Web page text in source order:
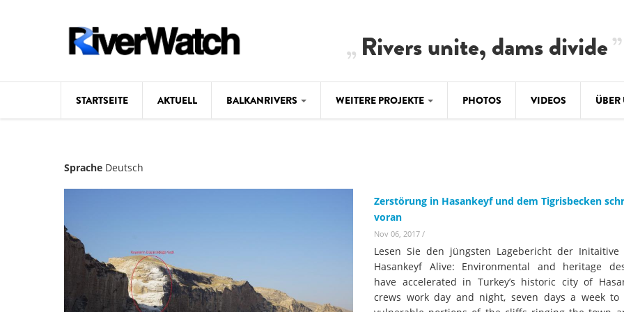
Rivers unite, dams divide
STARTSEITE AKTUELL BALKANRIVERS
Aktuell
BALKANRIVERS
Una Science Week:
BiH:
warnt
WEITERE PROJEKTE
WEG DAMMIT
Hintergrund
Meldebogen
Karte
#PROTECTWATER
PHOTOS VIDEOS ÜBER
Sprache Deutsch
Zerstörung in Hasankeyf und dem Tigrisbecken
voran
Nov 06, 2017 /
Lesen Sie den jüngsten Lagebericht der Initaitive
Hasankeyf Alive: Environmental and heritage
have accelerated in Turkey’s historic city of
crews work day and night, seven days a week to